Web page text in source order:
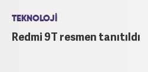
TEKNOLOJİ
Redmi 9T resmen tanıtıldı